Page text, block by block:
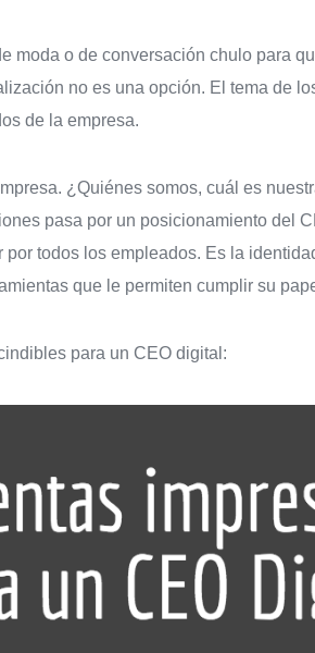
moda o de conversación chulo para
no es una opción. El tema de
de la empresa.
¿Quiénes somos, cuál es
pasa por un posicionamiento del
todos los empleados. Es la
que le permiten cumplir su
para un CEO digital: